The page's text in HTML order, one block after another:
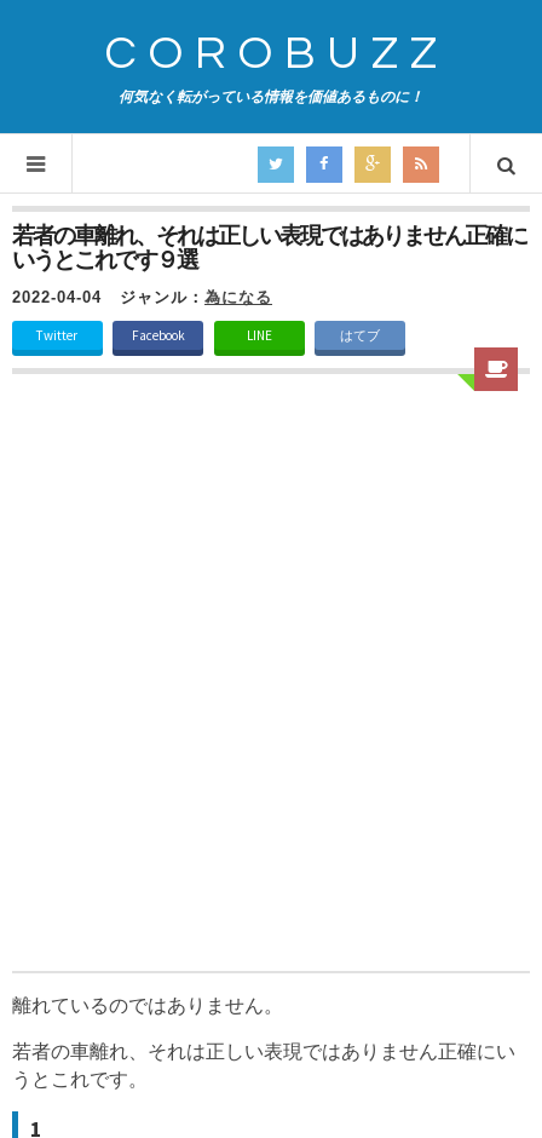
COROBUZZ
何気なく転がっている情報を価値あるものに！
若者の車離れ、それは正しい表現ではありません正確に
いうとこれです９選
2022-04-04 ジャンル： 為になる
Twitter Facebook LINE はてブ
離れているのではありません。
若者の車離れ、それは正しい表現ではありません正確にい
うとこれです。
1